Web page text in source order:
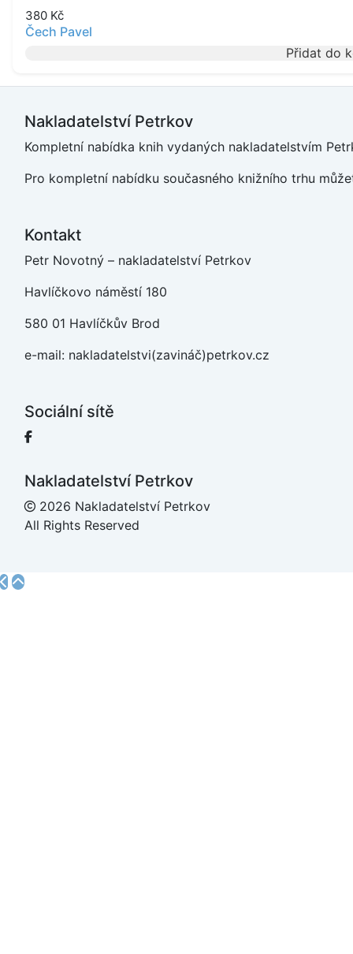
380 Kč
Čech Pavel
Přidat do
Nakladatelství Petrkov
Kompletní nabídka knih vydaných nakladatelstvím
Pro kompletní nabídku současného knižního trhu
Kontakt
Petr Novotný – nakladatelství Petrkov
Havlíčkovo náměstí 180
580 01 Havlíčkův Brod
e-mail: nakladatelstvi(zavináč)petrkov.cz
Sociální sítě
Nakladatelství Petrkov
2026 Nakladatelství Petrkov
All Rights Reserved